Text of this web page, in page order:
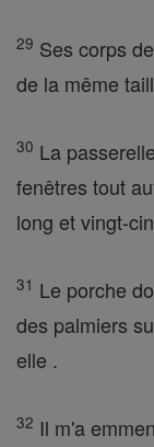
29 Ses corps
de la même
30 La
fenêtres tout
long et vingt-
31 Le porche
des palmiers
elle .
32 Il m'a